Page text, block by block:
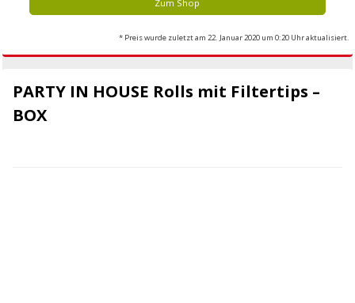
Zum Shop
* Preis wurde zuletzt am 22. Januar 2020 um 0:20 Uhr aktualisiert.
PARTY IN HOUSE Rolls mit Filtertips –
BOX